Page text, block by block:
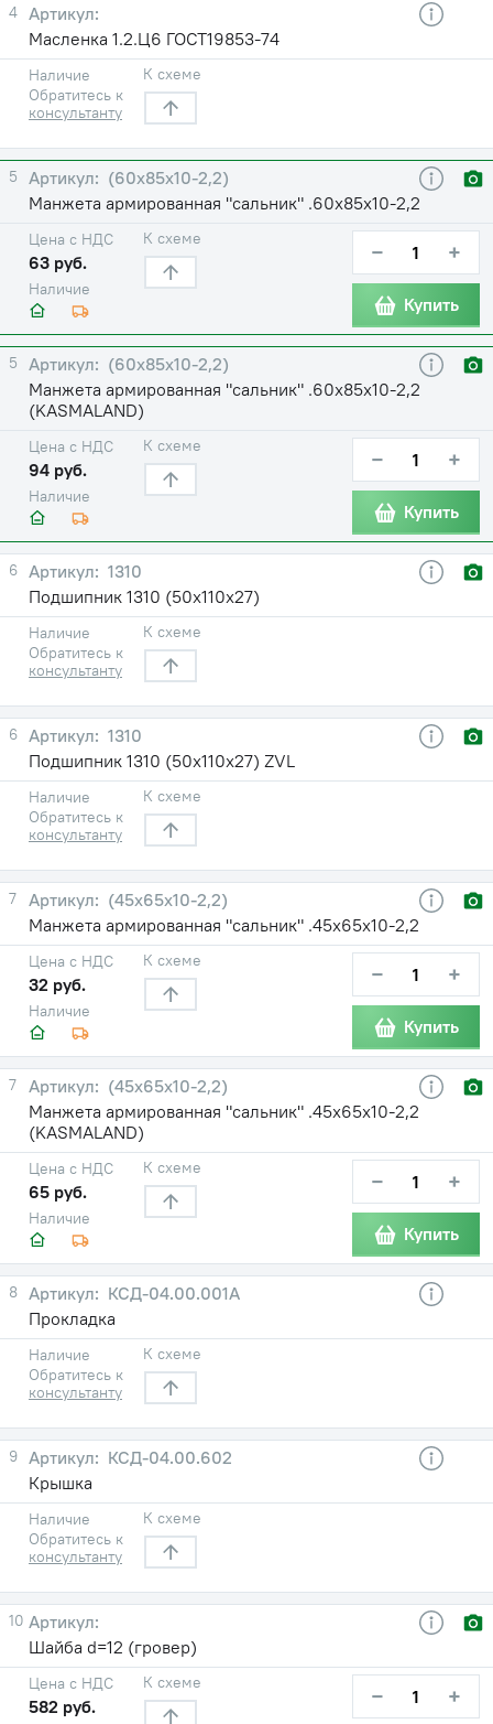
4
Масленка 1.2.Ц6 ГОСТ19853-74
Наличие
Обратитесь к
консультанту
К схеме
5
(60х85х10-2,2)
Манжета армированная "сальник" .60х85х10-2,2
Наличие
Цена с НДС
63 руб.
К схеме − +
Купить
5
(60х85х10-2,2)
Манжета армированная "сальник" .60х85х10-2,2
(KASMALAND)
Наличие
Цена с НДС
94 руб.
К схеме − +
Купить
6
1310
Подшипник 1310 (50х110х27)
Наличие
Обратитесь к
консультанту
К схеме
6
1310
Подшипник 1310 (50х110х27) ZVL
Наличие
Обратитесь к
консультанту
К схеме
7
(45х65х10-2,2)
Манжета армированная "сальник" .45х65х10-2,2
Наличие
Цена с НДС
32 руб.
К схеме − +
Купить
7
(45х65х10-2,2)
Манжета армированная "сальник" .45х65х10-2,2
(KASMALAND)
Наличие
Цена с НДС
65 руб.
К схеме − +
Купить
8
КСД-04.00.001А
Прокладка
Наличие
Обратитесь к
консультанту
К схеме
9
КСД-04.00.602
Крышка
Наличие
Обратитесь к
консультанту
К схеме
10
Шайба d=12 (гровер)
Цена с НДС
582 руб.
К схеме − +